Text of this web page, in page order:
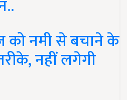
को नमी से बचाने के
नहीं लगेगी